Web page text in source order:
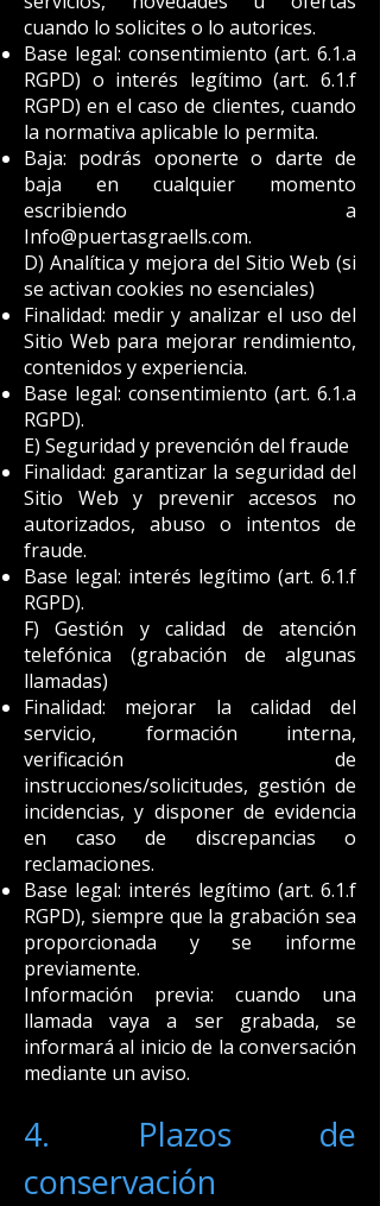
cuando lo solicites o lo autorices.
Base legal: consentimiento (art. 6.1.a
RGPD) o interés legítimo (art. 6.1.f
RGPD) en el caso de clientes, cuando
la normativa aplicable lo permita.
Baja: podrás oponerte o darte de
baja en cualquier momento
escribiendo a
Info@puertasgraells.com.
D) Analítica y mejora del Sitio Web (si
se activan cookies no esenciales)
Finalidad: medir y analizar el uso del
Sitio Web para mejorar rendimiento,
contenidos y experiencia.
Base legal: consentimiento (art. 6.1.a
RGPD).
E) Seguridad y prevención del fraude
Finalidad: garantizar la seguridad del
Sitio Web y prevenir accesos no
autorizados, abuso o intentos de
fraude.
Base legal: interés legítimo (art. 6.1.f
RGPD).
F) Gestión y calidad de atención
telefónica (grabación de algunas
llamadas)
Finalidad: mejorar la calidad del
servicio, formación interna,
verificación de
instrucciones/solicitudes, gestión de
incidencias, y disponer de evidencia
en caso de discrepancias o
reclamaciones.
Base legal: interés legítimo (art. 6.1.f
RGPD), siempre que la grabación sea
proporcionada y se informe
previamente.
Información previa: cuando una
llamada vaya a ser grabada, se
informará al inicio de la conversación
mediante un aviso.
4. Plazos de
conservación